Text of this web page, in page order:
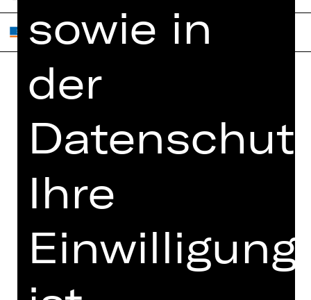
Home
Spielplan
Künstler*innen
Kartenkauf
Abos 26/27
Presse
Kontakt
Interner Bereich
ZVB/L
Cookies
sowie in
der
Ihre
Einwilligung